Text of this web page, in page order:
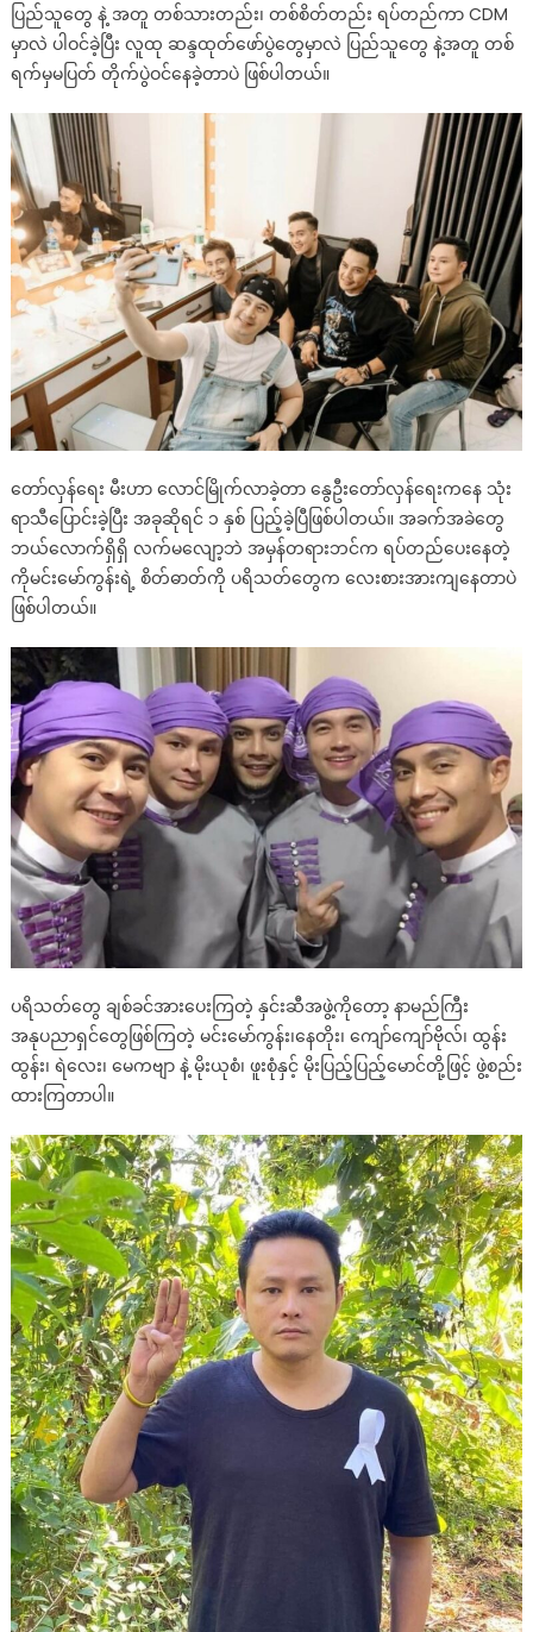
ပြည်သူတွေ နဲ့ အတူ တစ်သားတည်း၊ တစ်စိတ်တည်း ရပ်တည်ကာ CDM
မှာလဲ ပါဝင်ခဲ့ပြီး လူထု ဆန္ဒထုတ်ဖော်ပွဲတွေမှာလဲ ပြည်သူတွေ နဲ့အတူ တစ်
ရက်မှမပြတ် တိုက်ပွဲဝင်နေခဲ့တာပဲ ဖြစ်ပါတယ်။
တော်လှန်ရေး မီးဟာ လောင်မြိုက်လာခဲ့တာ နွေဦးတော်လှန်ရေးကနေ သုံး
ရာသီပြောင်းခဲ့ပြီး အခုဆိုရင် ၁ နှစ် ပြည့်ခဲ့ပြီဖြစ်ပါတယ်။ အခက်အခဲတွေ
ဘယ်လောက်ရှိရှိ လက်မလျော့ဘဲ အမှန်တရားဘင်က ရပ်တည်ပေးနေတဲ့
ကိုမင်းမော်ကွန်းရဲ့ စိတ်ဓာတ်ကို ပရိသတ်တွေက လေးစားအားကျနေတာပဲ
ဖြစ်ပါတယ်။
ပရိသတ်တွေ ချစ်ခင်အားပေးကြတဲ့ နှင်းဆီအဖွဲ့ကိုတော့ နာမည်ကြီး
အနုပညာရှင်တွေဖြစ်ကြတဲ့ မင်းမော်ကွန်း၊နေတိုး၊ ကျော်ကျော်ဗိုလ်၊ ထွန်း
ထွန်း၊ ရဲလေး၊ မေကဗျာ နဲ့ မိုးယုစံ၊ ဖူးစုံနှင့် မိုးပြည့်ပြည့်မောင်တို့ဖြင့် ဖွဲ့စည်း
ထားကြတာပါ။